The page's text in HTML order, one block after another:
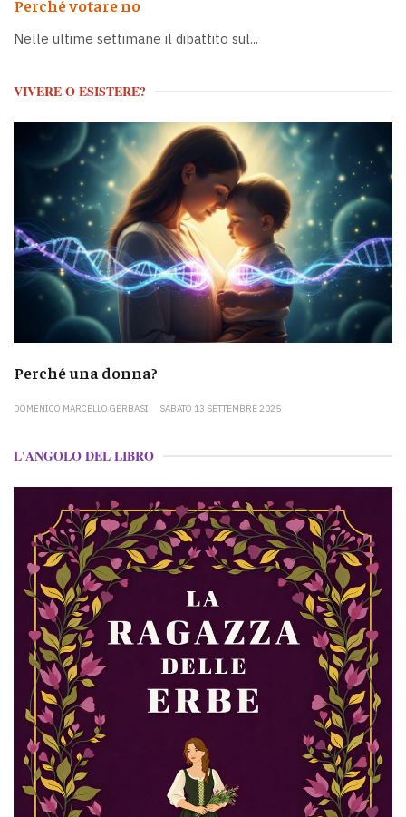
Perché votare no
Nelle ultime settimane il dibattito sul...
VIVERE O ESISTERE?
Perché una donna?
DOMENICO MARCELLO GERBASI SABATO 13 SETTEMBRE 2025
L'ANGOLO DEL LIBRO